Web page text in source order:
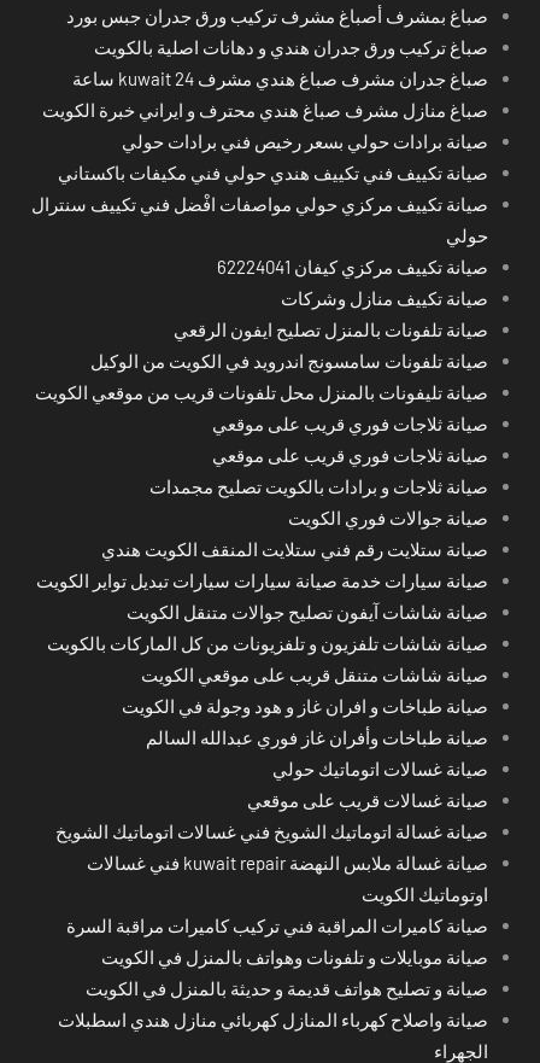
صباغ بمشرف أصباغ مشرف تركيب ورق جدران جبس بورد
صباغ تركيب ورق جدران هندي و دهانات اصلية بالكويت
صباغ جدران مشرف صباغ هندي مشرف kuwait 24 ساعة
صباغ منازل مشرف صباغ هندي محترف و ايراني خبرة الكويت
صيانة برادات حولي بسعر رخيص فني برادات حولي
صيانة تكييف فني تكييف هندي حولي فني مكيفات باكستاني
صيانة تكييف مركزي حولي مواصفات افْضل فني تكييف سنترال
حولي
صيانة تكييف مركزي كيفان 62224041
صيانة تكييف منازل وشركات
صيانة تلفونات بالمنزل تصليح ايفون الرقعي
صيانة تلفونات سامسونج اندرويد في الكويت من الوكيل
صيانة تليفونات بالمنزل محل تلفونات قريب من موقعي الكويت
صيانة ثلاجات فوري قريب على موقعي
صيانة ثلاجات فوري قريب على موقعي
صيانة ثلاجات و برادات بالكويت تصليح مجمدات
صيانة جوالات فوري الكويت
صيانة ستلايت رقم فني ستلايت المنقف الكويت هندي
صيانة سيارات خدمة صيانة سيارات سيارات تبديل تواير الكويت
صيانة شاشات آيفون تصليح جوالات متنقل الكويت
صيانة شاشات تلفزيون و تلفزيونات من كل الماركات بالكويت
صيانة شاشات متنقل قريب على موقعي الكويت
صيانة طباخات و افران غاز و هود وجولة في الكويت
صيانة طباخات وأفران غاز فوري عبدالله السالم
صيانة غسالات اتوماتيك حولي
صيانة غسالات قريب على موقعي
صيانة غسالة اتوماتيك الشويخ فني غسالات اتوماتيك الشويخ
صيانة غسالة ملابس النهضة kuwait repair فني غسالات
اوتوماتيك الكويت
صيانة كاميرات المراقبة فني تركيب كاميرات مراقبة السرة
صيانة موبايلات و تلفونات وهواتف بالمنزل في الكويت
صيانة و تصليح هواتف قديمة و حديثة بالمنزل في الكويت
صيانة واصلاح كهرباء المنازل كهربائي منازل هندي اسطبلات
الجهراء